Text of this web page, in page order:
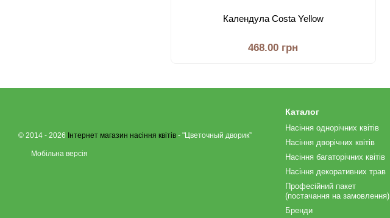
Календула Costa Yellow
468.00 грн
© 2014 - 2026 Інтернет магазин насіння квітів - "Цветочный дворик”
Мобільна версія
Каталог
Насіння однорічних квітів
Насіння дворічних квітів
Насіння багаторічних квітів
Насіння декоративних трав
Професійний пакет
(постачання на замовлення)
Бренди